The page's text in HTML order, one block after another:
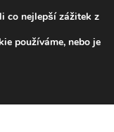
Kč
494
co nejlepší zážitek z
používáme, nebo je